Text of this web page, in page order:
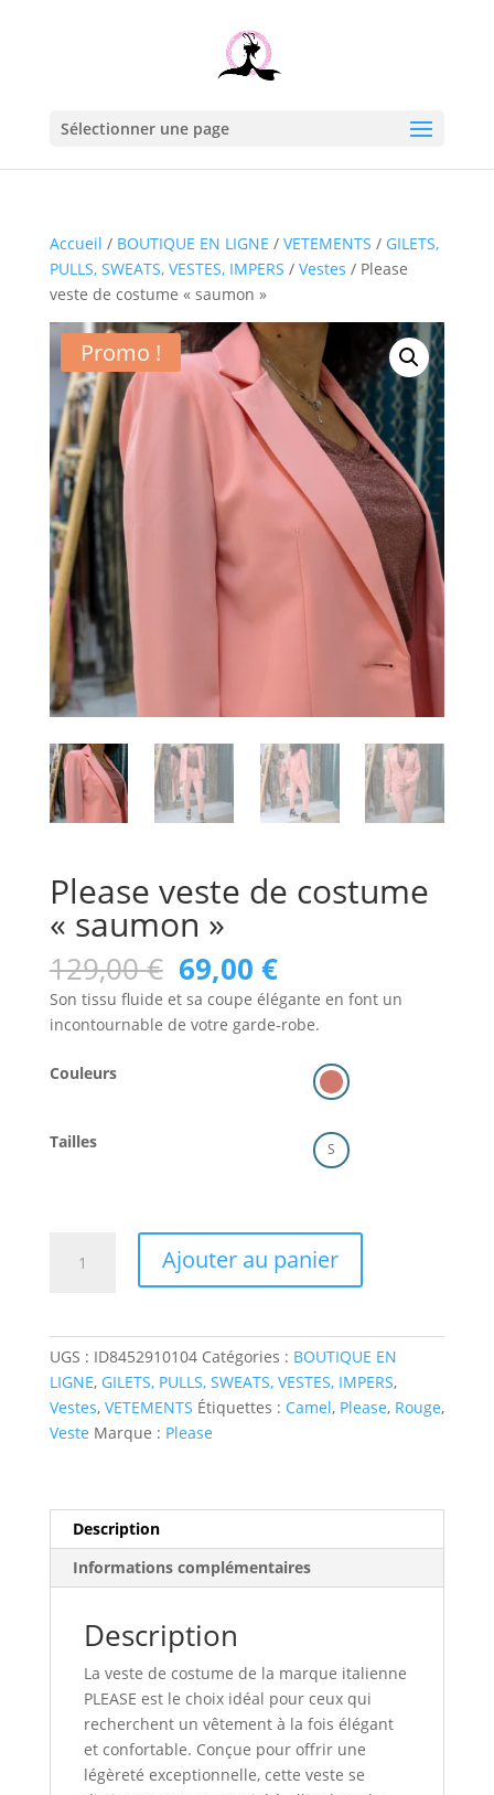
Sélectionner une page
Accueil / BOUTIQUE EN LIGNE / VETEMENTS / GILETS,
PULLS, SWEATS, VESTES, IMPERS / Vestes / Please
veste de costume « saumon »
Promo !
Please veste de costume
« saumon »
129,00€ Le
prix
initial
était :
69,00 €Le
prix
actuel
est :
69,00 €.
Son tissu fluide et sa coupe élégante en font un
incontournable de votre garde-robe.
Couleurs
Tailles S
"saumon"
Ajouter au panier
UGS : ID8452910104 Catégories : BOUTIQUE EN
LIGNE, GILETS, PULLS, SWEATS, VESTES, IMPERS,
Vestes, VETEMENTS Étiquettes : Camel, Please, Rouge,
Veste Marque : Please
Description
Informations complémentaires
Description
La veste de costume de la marque italienne
PLEASE est le choix idéal pour ceux qui
recherchent un vêtement à la fois élégant
et confortable. Conçue pour offrir une
légèreté exceptionnelle, cette veste se